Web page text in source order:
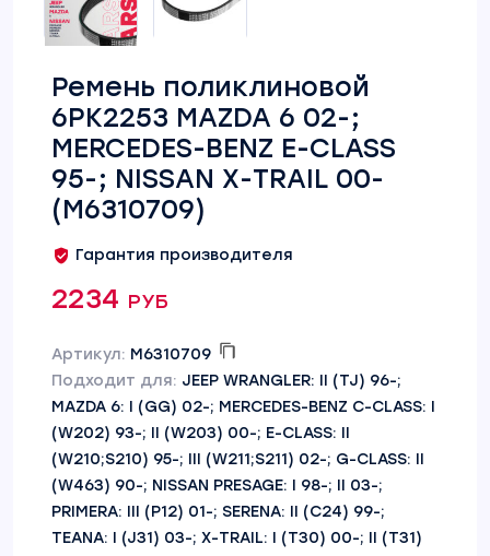
Ремень поликлиновой
6PK2253 MAZDA 6 02-;
MERCEDES-BENZ E-CLASS
95-; NISSAN X-TRAIL 00-
(M6310709)
Гарантия производителя
2234 руб
Артикул: M6310709
Подходит для: JEEP WRANGLER: II (TJ) 96-;
MAZDA 6: I (GG) 02-; MERCEDES-BENZ C-CLASS: I
(W202) 93-; II (W203) 00-; E-CLASS: II
(W210;S210) 95-; III (W211;S211) 02-; G-CLASS: II
(W463) 90-; NISSAN PRESAGE: I 98-; II 03-;
PRIMERA: III (P12) 01-; SERENA: II (C24) 99-;
TEANA: I (J31) 03-; X-TRAIL: I (T30) 00-; II (T31)